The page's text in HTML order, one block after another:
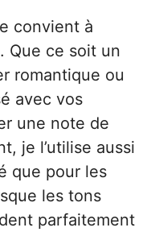
convient à
Que ce soit un
romantique ou
avec vos
une note de
je l’utilise aussi
que pour les
les tons
parfaitement